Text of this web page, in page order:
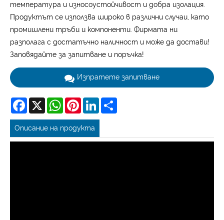
температура и износоустойчивост и добра изолация.
Продуктът се използва широко в различни случаи, като
промишлени тръби и компоненти. Фирмата ни
разполага с достатъчно наличност и може да достави!
Заповядайте за запитване и поръчка!
Изпратете запитване
Facebook
X WhatsAppPinterestLinkedIn
Описание на продукта